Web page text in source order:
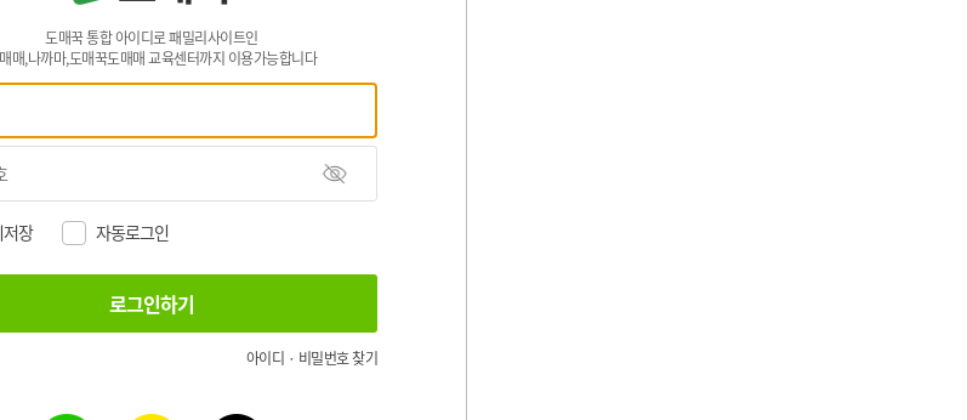
도매꾹 통합 아이디로 패밀리사이트인
매,나까마,도매꾹도매매 교육센터까지 이용가능합니다
장 자동로그인
아이디 · 비밀번호 찾기